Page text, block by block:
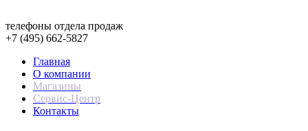
телефоны отдела продаж
+7 (495) 662-5827
Главная
О компании
Магазины
Сервис-Центр
Контакты